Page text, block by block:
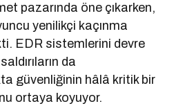
pazarında öne çıkarken,
yenilikçi kaçınma
EDR sistemlerini devre
da
güvenliğinin hâlâ kritik bir
ortaya koyuyor.